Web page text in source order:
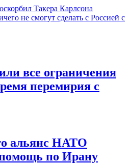
Такера Карлсона
не смогут сделать с Россией с
все ограничения
перемирия с
альянс НАТО
по Ирану